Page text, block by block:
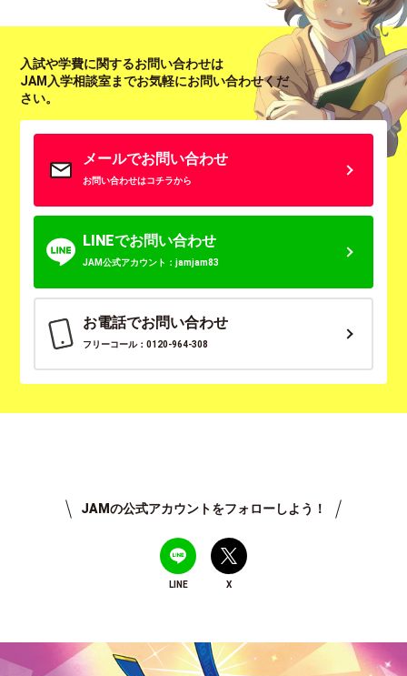
入試や学費に関するお問い合わせは
JAM入学相談室までお気軽にお問い合わせくだ
さい。
メールでお問い合わせ
お問い合わせはコチラから
LINEでお問い合わせ
JAM公式アカウント：jamjam83
お電話でお問い合わせ
フリーコール：0120-964-308
JAMの公式アカウントをフォローしよう！
LINE X